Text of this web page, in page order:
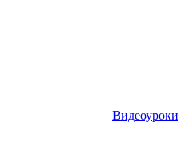
Видеоуроки